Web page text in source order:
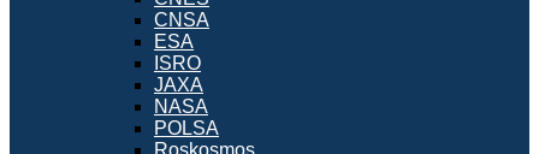
CNSA
ESA
ISRO
JAXA
NASA
POLSA
Roskosmos